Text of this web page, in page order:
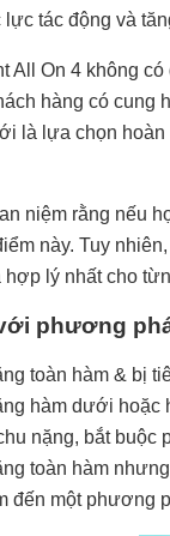
tác động và
All On 4 không
hàng có cung
là lựa chọn
niệm rằng nếu
này. Tuy
hợp lý nhất cho
phương
toàn hàm & bị
hàm dưới hoặc
nặng, bắt buộc
toàn hàm
đến một phương